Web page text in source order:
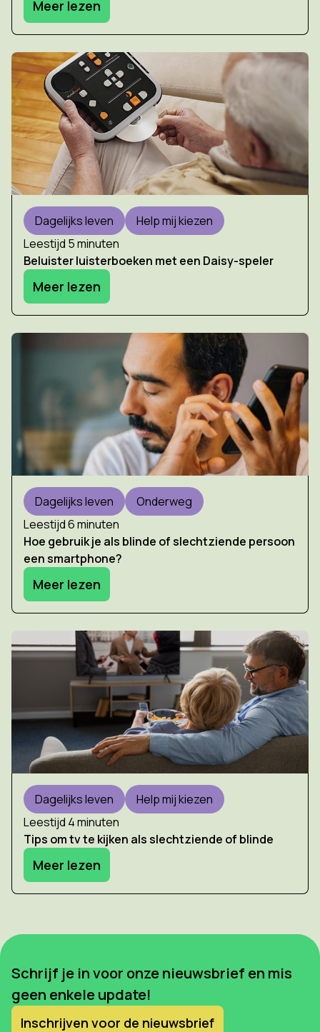
Meer lezen
Dagelijks leven
Help mij kiezen
Leestijd 5 minuten
Beluister luisterboeken met een Daisy-speler
Meer lezen
Dagelijks leven
Onderweg
Leestijd 6 minuten
Hoe gebruik je als blinde of slechtziende persoon
een smartphone?
Meer lezen
Dagelijks leven
Help mij kiezen
Leestijd 4 minuten
Tips om tv te kijken als slechtziende of blinde
Meer lezen
Schrijf je in voor onze nieuwsbrief en mis
geen enkele update!
Inschrijven voor de nieuwsbrief